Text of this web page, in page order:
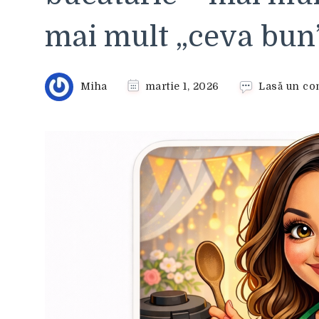
mai mult „ceva
Miha martie 1, 2026 Lasă un